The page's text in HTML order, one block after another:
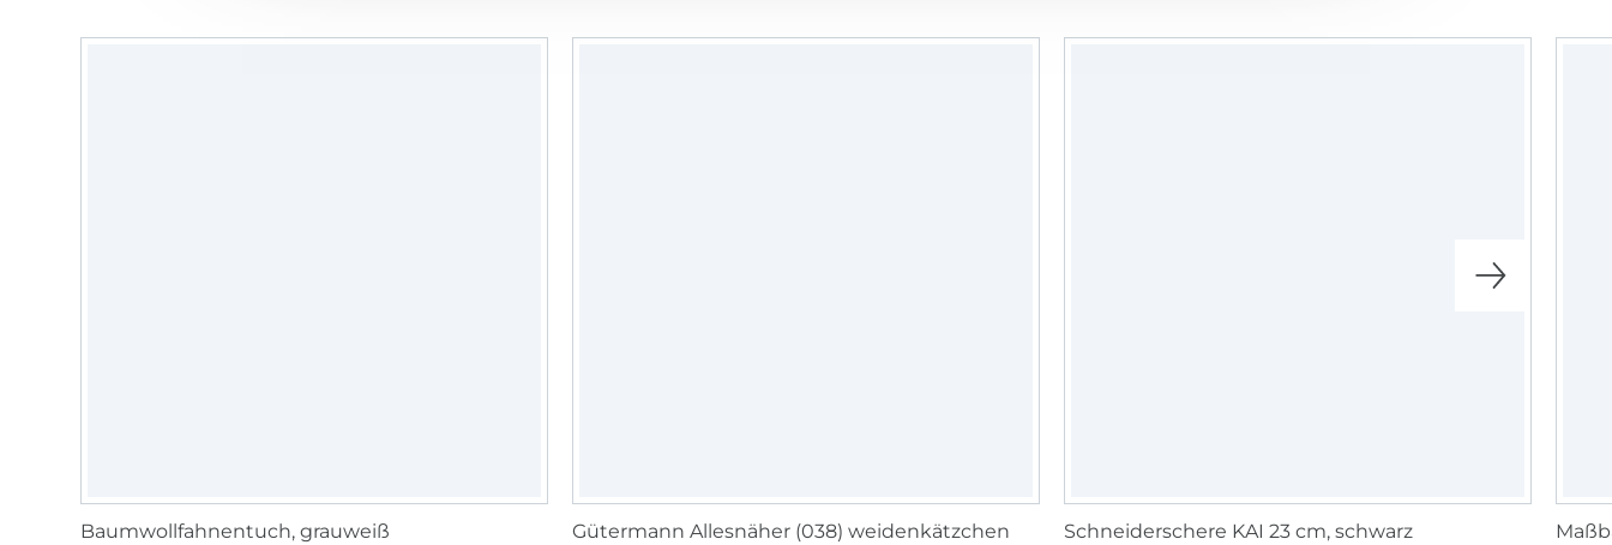
Baumwollfahnentuch, grauweiß
Gütermann Allesnäher (038) weidenkätzchen
Schneiderschere KAI 23 cm, schwarz